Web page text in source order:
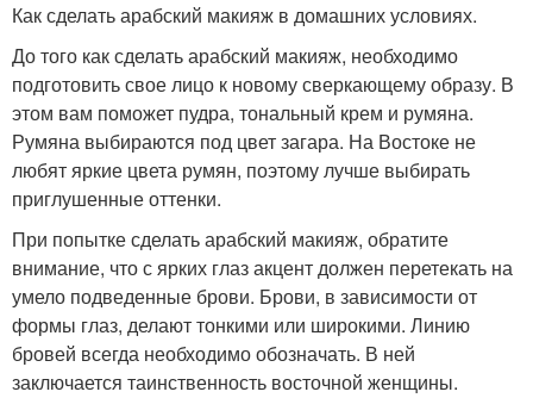
Как сделать арабский макияж в домашних условиях.
До того как сделать арабский макияж, необходимо
подготовить свое лицо к новому сверкающему образу. В
этом вам поможет пудра, тональный крем и румяна.
Румяна выбираются под цвет загара. На Востоке не
любят яркие цвета румян, поэтому лучше выбирать
приглушенные оттенки.
При попытке сделать арабский макияж, обратите
внимание, что с ярких глаз акцент должен перетекать на
умело подведенные брови. Брови, в зависимости от
формы глаз, делают тонкими или широкими. Линию
бровей всегда необходимо обозначать. В ней
заключается таинственность восточной женщины.